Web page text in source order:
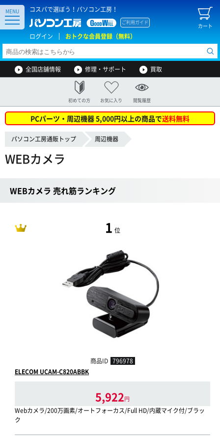
コスパで選ぼう！パソコン工房！
カート
ご利用ガイド
ログイン おトクな会員登録（無料）
MENU
全国店舗情報 修理・サポート 買取
初めての方 お気に入り 閲覧履歴
PCパーツ・周辺機器 5,000円以上の商品で送料無料
パソコン工房通販トップ 周辺機器
WEBカメラ
WEBカメラ 売れ筋ランキング
1 位
商品ID 796978
ELECOM UCAM-C820ABBK
5,922円
Webカメラ/200万画素/オートフォーカス/Full HD/内蔵マイク付/ブラッ
ク